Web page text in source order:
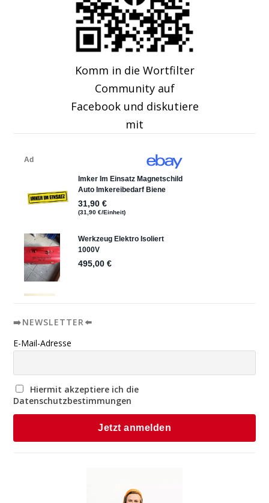
Komm in die Wortfilter
Community auf
Facebook und diskutiere
mit
➡️NEWSLETTER⬅️
E-Mail-Adresse
Hiermit akzeptiere ich die
Datenschutzbestimmungen